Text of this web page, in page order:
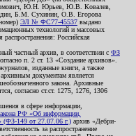
Ю.Н. Юрьев, Ю.В. Ковалев,
Б.М. Сухинин, О.В. Егорова
ЭЛ № ФС77-45537 выдано
технологий и массовых
Российская
частный архив, в соответствии с ФЗ
п. 2 ст. 13 «Создание архивов».
изданные книги, а также
документам является
закона. Архивные
согласно ст.ст. 1275, 1276, 1306
в сфере информации,
РФ «Об информации,
(ФЗ-149 от 27.07.06 г.) архив «Дебри-
за распространение